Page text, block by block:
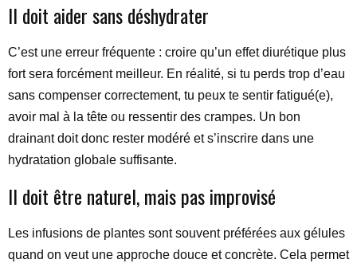
Il doit aider sans déshydrater
C’est une erreur fréquente : croire qu’un effet diurétique plus
fort sera forcément meilleur. En réalité, si tu perds trop d’eau
sans compenser correctement, tu peux te sentir fatigué(e),
avoir mal à la tête ou ressentir des crampes. Un bon
drainant doit donc rester modéré et s’inscrire dans une
hydratation globale suffisante.
Il doit être naturel, mais pas improvisé
Les infusions de plantes sont souvent préférées aux gélules
quand on veut une approche douce et concrète. Cela permet